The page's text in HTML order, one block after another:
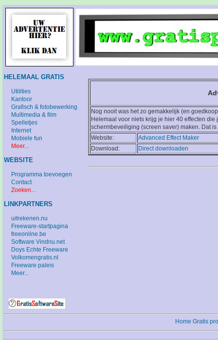
Nog nooit was het zo gemakkelijk (en
Helemaal voor niets krijg je hier 40 effecten
schermbeveiliging (screen saver) maken. Dat is
Website:
Advanced Effect Maker
Download:
Direct downloaden
HELEMAAL GRATIS
Utilities
Kantoor
Grafisch & fotobewerking
Multimedia & film
Spelletjes
Internet
Mobiele fun
Meer...
WEBSITE
Programma toevoegen
Contact
Zoeken...
LINKPARTNERS
uitrekenen.nu
Freeware-startpagina
freeonline.be
Software Vindnu.net
Doys Echte Freeware
Volkomengratis.nl
Freeware paleis
Meer...
Home Gratis